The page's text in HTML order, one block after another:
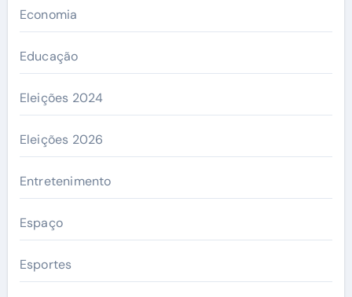
Economia
Educação
Eleições 2024
Eleições 2026
Entretenimento
Espaço
Esportes